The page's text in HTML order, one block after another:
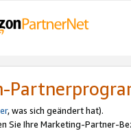
, was sich geändert hat).
Sie Ihre Marketing-Partner-